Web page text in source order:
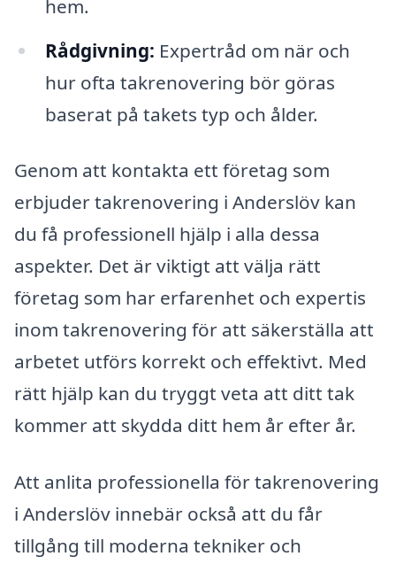
hem.
Rådgivning: Expertråd om när och
hur ofta takrenovering bör göras
baserat på takets typ och ålder.
Genom att kontakta ett företag som
erbjuder takrenovering i Anderslöv kan
du få professionell hjälp i alla dessa
aspekter. Det är viktigt att välja rätt
företag som har erfarenhet och expertis
inom takrenovering för att säkerställa att
arbetet utförs korrekt och effektivt. Med
rätt hjälp kan du tryggt veta att ditt tak
kommer att skydda ditt hem år efter år.
Att anlita professionella för takrenovering
i Anderslöv innebär också att du får
tillgång till moderna tekniker och